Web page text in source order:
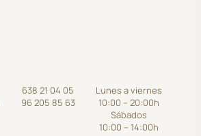
638 21 04 05
96 205 85 63
Lunes a viernes
10:00 – 20:00h
Sábados
10:00 – 14:00h